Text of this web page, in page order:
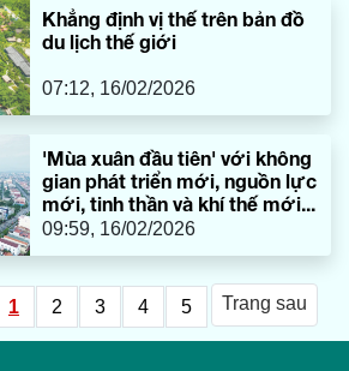
Khẳng định vị thế trên bản đồ
du lịch thế giới
07:12, 16/02/2026
'Mùa xuân đầu tiên' với không
gian phát triển mới, nguồn lực
mới, tinh thần và khí thế mới...
09:59, 16/02/2026
1 2 3 4 5 Trang sau